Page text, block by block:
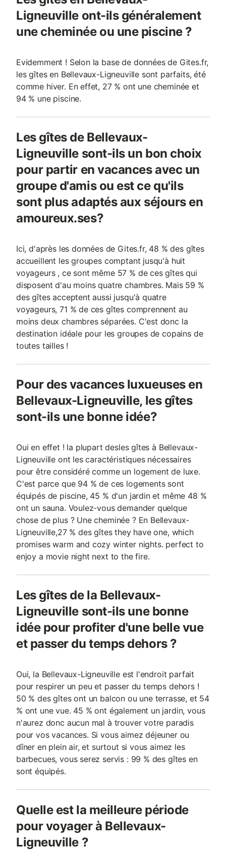
Ligneuville ont-ils généralement
une cheminée ou une piscine ?
Evidemment ! Selon la base de données de Gites.fr,
les gîtes en Bellevaux-Ligneuville sont parfaits, été
comme hiver. En effet, 27 % ont une cheminée et
94 % une piscine.
Les gîtes de Bellevaux-
Ligneuville sont-ils un bon choix
pour partir en vacances avec un
groupe d'amis ou est ce qu'ils
sont plus adaptés aux séjours en
amoureux.ses?
Ici, d'après les données de Gites.fr, 48 % des gîtes
accueillent les groupes comptant jusqu'à huit
voyageurs , ce sont même 57 % de ces gîtes qui
disposent d'au moins quatre chambres. Mais 59 %
des gîtes acceptent aussi jusqu'à quatre
voyageurs, 71 % de ces gîtes comprennent au
moins deux chambres séparées. C'est donc la
destination idéale pour les groupes de copains de
toutes tailles !
Pour des vacances luxueuses en
Bellevaux-Ligneuville, les gîtes
sont-ils une bonne idée?
Oui en effet ! la plupart desles gîtes à Bellevaux-
Ligneuville ont les caractéristiques nécessaires
pour être considéré comme un logement de luxe.
C'est parce que 94 % de ces logements sont
équipés de piscine, 45 % d'un jardin et même 48 %
ont un sauna. Voulez-vous demander quelque
chose de plus ? Une cheminée ? En Bellevaux-
Ligneuville,27 % des gîtes they have one, which
promises warm and cozy winter nights. perfect to
enjoy a movie night next to the fire.
Les gîtes de la Bellevaux-
Ligneuville sont-ils une bonne
idée pour profiter d'une belle vue
et passer du temps dehors ?
Oui, la Bellevaux-Ligneuville est l'endroit parfait
pour respirer un peu et passer du temps dehors !
50 % des gîtes ont un balcon ou une terrasse, et 54
% ont une vue. 45 % ont également un jardin, vous
n'aurez donc aucun mal à trouver votre paradis
pour vos vacances. Si vous aimez déjeuner ou
dîner en plein air, et surtout si vous aimez les
barbecues, vous serez servis : 99 % des gîtes en
sont équipés.
Quelle est la meilleure période
pour voyager à Bellevaux-
Ligneuville ?